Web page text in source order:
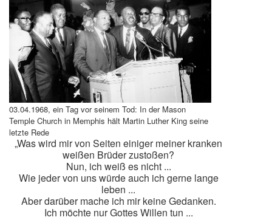
03.04.1968, ein Tag vor seinem Tod: In der Mason
Temple Church in Memphis hält Martin Luther King seine
letzte Rede
„Was wird mir von Seiten einiger meiner kranken
weißen Brüder zustoßen?
Nun, ich weiß es nicht ...
Wie jeder von uns würde auch ich gerne lange
leben ...
Aber darüber mache ich mir keine Gedanken.
Ich möchte nur Gottes Willen tun ...